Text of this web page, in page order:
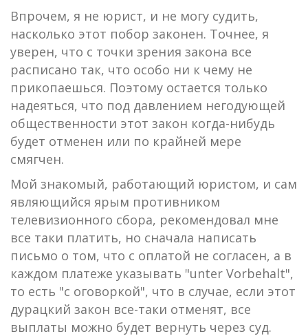
Впрочем, я не юрист, и не могу судить,
насколько этот побор законен. Точнее, я
уверен, что с точки зрения закона все
расписано так, что особо ни к чему не
прикопаешься. Поэтому остается только
надеяться, что под давлением негодующей
общественности этот закон когда-нибудь
будет отменен или по крайней мере
смягчен.
Мой знакомый, работающий юристом, и сам
являющийся ярым противником
телевизионного сбора, рекомендовал мне
все таки платить, но сначала написать
письмо о том, что с оплатой не согласен, а в
каждом платеже указывать "unter Vorbehalt",
то есть "с оговоркой", что в случае, если этот
дурацкий закон все-таки отменят, все
выплаты можно будет вернуть через суд.